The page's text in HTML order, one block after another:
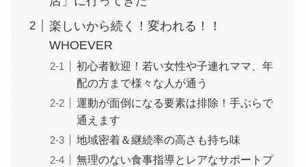
楽しいから続く！変われる！！
WHOEVER
初心者歓迎！若い女性や子連れママ、年
配の方まで様々な人が通う
運動が面倒になる要素は排除！手ぶらで
通えます
地域密着＆継続率の高さも持ち味
無理のない食事指導とレアなサポートプ